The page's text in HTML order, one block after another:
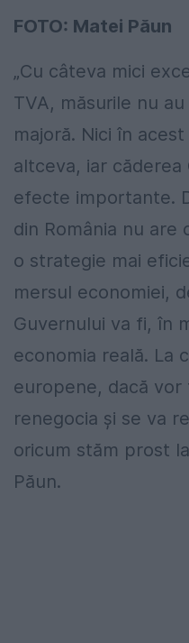
FOTO: Matei Păun
„Cu câteva mici
TVA, măsurile nu
majoră. Nici în
altceva, iar căderea
efecte importante.
din România nu are
o strategie mai
mersul economiei,
Guvernului va fi, în
economia reală. La
europene, dacă vor
renegocia și se va
oricum stăm prost
Păun.